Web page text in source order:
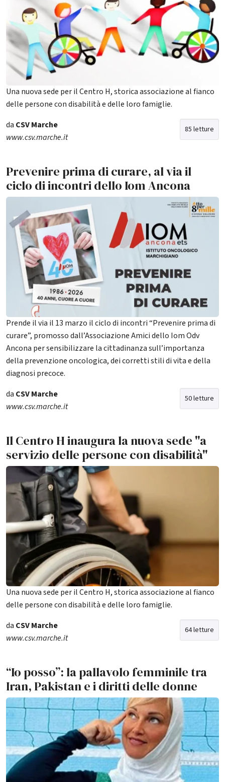
Una nuova sede per il Centro H, storica associazione al fianco
delle persone con disabilità e delle loro famiglie.
85 letture
da CSV Marche
www.csv.marche.it
Prevenire prima di curare, al via il
ciclo di incontri dello Iom Ancona
Prende il via il 13 marzo il ciclo di incontri “Prevenire prima di
curare”, promosso dall’Associazione Amici dello Iom Odv
Ancona per sensibilizzare la cittadinanza sull’importanza
della prevenzione oncologica, dei corretti stili di vita e della
diagnosi precoce.
50 letture
da CSV Marche
www.csv.marche.it
Il Centro H inaugura la nuova sede "a
servizio delle persone con disabilità"
Una nuova sede per il Centro H, storica associazione al fianco
delle persone con disabilità e delle loro famiglie.
64 letture
da CSV Marche
www.csv.marche.it
“Io posso”: la pallavolo femminile tra
Iran, Pakistan e i diritti delle donne